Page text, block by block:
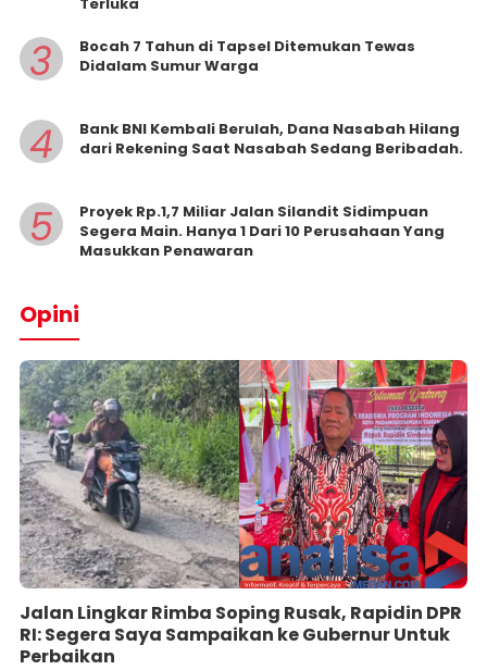
3
Bocah 7 Tahun di Tapsel Ditemukan Tewas
Didalam Sumur Warga
4
Bank BNI Kembali Berulah, Dana Nasabah Hilang
dari Rekening Saat Nasabah Sedang Beribadah.
5
Proyek Rp.1,7 Miliar Jalan Silandit Sidimpuan
Segera Main. Hanya 1 Dari 10 Perusahaan Yang
Masukkan Penawaran
Opini
Jalan Lingkar Rimba Soping Rusak, Rapidin DPR
RI: Segera Saya Sampaikan ke Gubernur Untuk
Perbaikan